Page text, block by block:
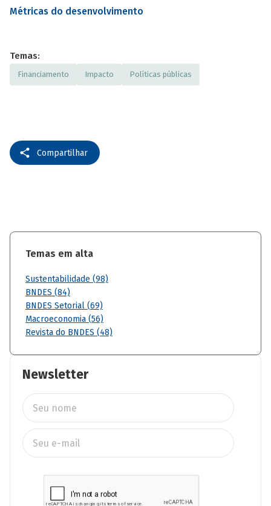
Métricas do desenvolvimento
Temas:
Financiamento Impacto Políticas públicas
Compartilhar
Temas em alta
Sustentabilidade (98)
BNDES (84)
BNDES Setorial (69)
Macroeconomia (56)
Revista do BNDES (48)
Newsletter